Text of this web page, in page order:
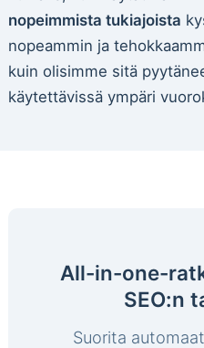
nopeimmista tukiajoista
nopeammin ja
kuin olisimme sitä
käytettävissä ympäri
All-in-one-
SEO:n
Suorita